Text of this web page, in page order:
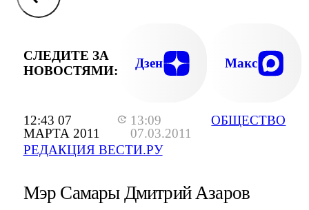
12:43 07
МАРТА 2011
13:09
07.03.2011
РЕДАКЦИЯ ВЕСТИ.РУ
ОБЩЕСТВО
СЛЕДИТЕ ЗА
НОВОСТЯМИ:
Дзен Макс
Мэр Самары Дмитрий Азаров